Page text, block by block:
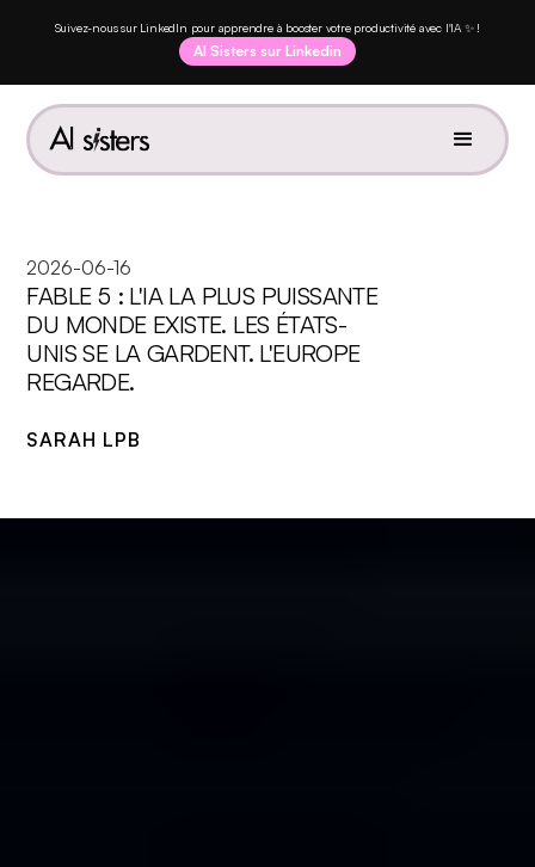
Suivez-nous sur LinkedIn pour apprendre à booster votre productivité avec l'IA ✨ !
AI Sisters sur Linkedin
2026-06-16
FABLE 5 : L'IA LA PLUS PUISSANTE
DU MONDE EXISTE. LES ÉTATS-
UNIS SE LA GARDENT. L'EUROPE
REGARDE.
SARAH LPB